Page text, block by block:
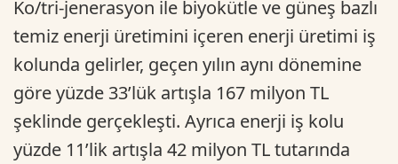
Ko/tri-jenerasyon ile biyokütle ve güneş bazlı
temiz enerji üretimini içeren enerji üretimi iş
kolunda gelirler, geçen yılın aynı dönemine
göre yüzde 33’lük artışla 167 milyon TL
şeklinde gerçekleşti. Ayrıca enerji iş kolu
yüzde 11’lik artışla 42 milyon TL tutarında